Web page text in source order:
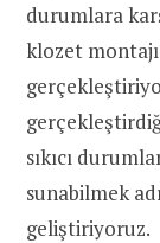
durumlara
klozet
sıkıcı
sunabilmek
geliştiriyoruz.